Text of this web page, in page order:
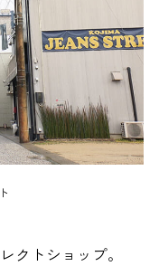
クトショップ。